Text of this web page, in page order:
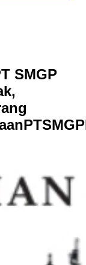
SMGP
anPTSMGP